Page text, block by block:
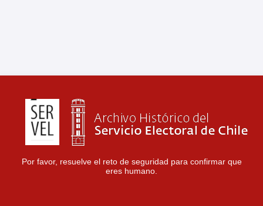
Por favor, resuelve el reto de seguridad para confirmar que
eres humano.